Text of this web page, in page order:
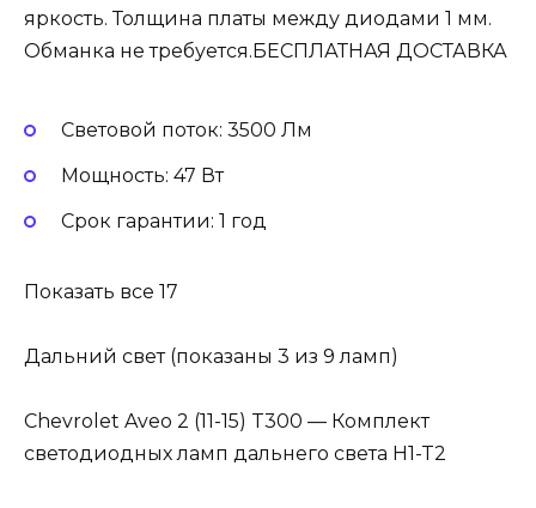
яркость. Толщина платы между диодами 1 мм.
Обманка не требуется.БЕСПЛАТНАЯ ДОСТАВКА
Световой поток: 3500 Лм
Мощность: 47 Вт
Cрок гарантии: 1 год
Показать все 17
Дальний свет (показаны 3 из 9 ламп)
Chevrolet Aveo 2 (11-15) T300 — Комплект
светодиодных ламп дальнего света H1-T2